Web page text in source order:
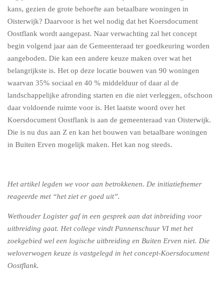
kans, gezien de grote behoefte aan betaalbare woningen in
Oisterwijk? Daarvoor is het wel nodig dat het Koersdocument
Oostflank wordt aangepast. Naar verwachting zal het concept
begin volgend jaar aan de Gemeenteraad ter goedkeuring worden
aangeboden. Die kan een andere keuze maken over wat het
belangrijkste is. Het op deze locatie bouwen van 90 woningen
waarvan 35% sociaal en 40 % middelduur of daar al de
landschappelijke afronding starten en die niet verleggen, ofschoon
daar voldoende ruimte voor is. Het laatste woord over het
Koersdocument Oostflank is aan de gemeenteraad van Oisterwijk.
Die is nu dus aan Z en kan het bouwen van betaalbare woningen
in Buiten Erven mogelijk maken. Het kan nog steeds.
Het artikel legden we voor aan betrokkenen. De initiatiefnemer
reageerde met “het ziet er goed uit”.
Wethouder Logister gaf in een gesprek aan dat inbreiding voor
uitbreiding gaat. Het college vindt Pannenschuur VI met het
zoekgebied wel een logische uitbreiding en Buiten Erven niet. Die
weloverwogen keuze is vastgelegd in het concept-Koersdocument
Oostflank.